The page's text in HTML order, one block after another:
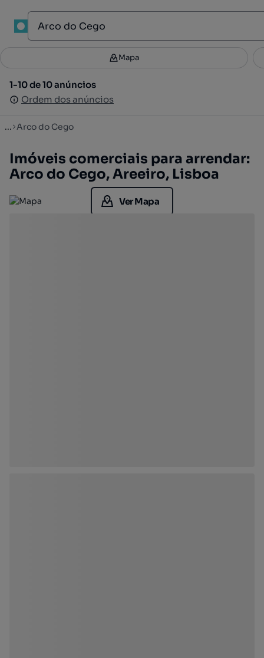
Filtros 3
1-10 de 10 anúncios
Ordem dos anúncios
Mapa
1-10 de 10 anúncios
Ordem dos anúncios
... Arco do Cego
Imóveis comerciais para arrendar:
Arco do Cego, Areeiro, Lisboa
Ver Mapa